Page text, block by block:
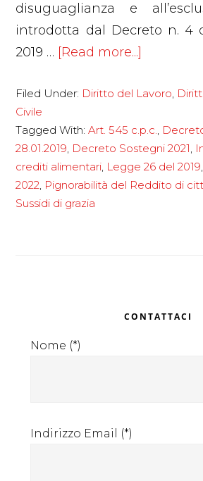
disuguaglianza e
introdotta dal Decreto n. 4
2019 … [Read more...]
reddito
è
Filed Under: Diritto del Lavoro,
Civile
Tagged With:Art. 545 c.p.c.,
28.01.2019, Decreto Sostegni 2021,
crediti alimentari, Legge 26 del 2019,
2022, Pignorabilità del Reddito di
Sussidi di grazia
Sidebar
CONTATTACI
Nome (*)
Indirizzo Email (*)